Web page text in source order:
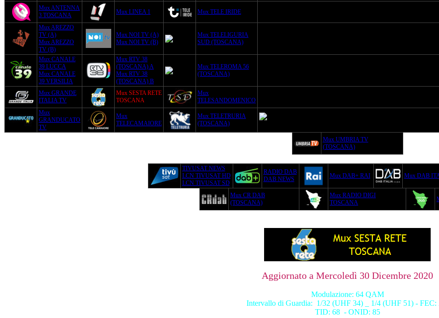
Mux ANTENNA
3 TOSCANA
Mux LINEA 1 Mux TELE IRIDE
Mux AREZZO
TV (A)
Mux AREZZO
TV (B)
Mux NOI TV (A)
Mux NOI TV (B)
Mux TELELIGURIA
SUD (TOSCANA)
Mux CANALE
39 LUCCA
Mux CANALE
39 VERSILIA
Mux RTV 38
(TOSCANA) A
Mux RTV 38
(TOSCANA) B
Mux TELEROMA 56
(TOSCANA)
Mux GRANDE
ITALIA TV
Mux SESTA RETE
TOSCANA
Mux
TELESANDOMENICO
Mux
GRANDUCATO
TV
Mux
TELECAMAIORE
Mux TELETRURIA
(TOSCANA)
Mux UMBRIA TV
(TOSCANA)
TIVUSAT NEWS
LCN TIVUSAT HD
LCN TIVUSAT SD
RADIO DAB
DAB NEWS
Mux DAB+ RAI Mux DAB
Mux CR DAB
(TOSCANA)
Mux RADIO DIGI
TOSCANA
Aggiornato a Mercoledì 30 Dicembre 2020
Modulazione: 64 QAM
Intervallo di Guardia: 1/32 (UHF 34) _ 1/4 (UHF 51) - FEC:
TID: 68 - ONID: 85